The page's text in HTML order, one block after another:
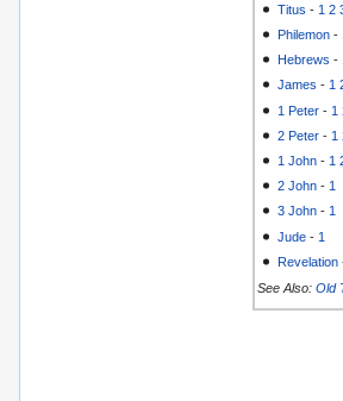
Titus - 1 2
Philemon -
Hebrews -
James -1
1 Peter - 1
2 Peter - 1
1 John - 1
2 John - 1
3 John -1
Jude - 1
Revelation
See Also: Old